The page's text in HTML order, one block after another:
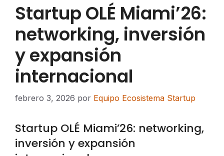
Startup OLÉ Miami’26:
networking, inversión
y expansión
internacional
febrero 3, 2026 por Equipo Ecosistema Startup
Startup OLÉ Miami’26: networking,
inversión y expansión